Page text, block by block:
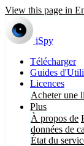
View this page in
iSpy
Télécharger
Guides
Licences
Acheter une
Plus
À propos de
données de
État du